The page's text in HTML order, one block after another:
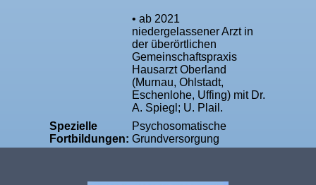
• ab 2021
niedergelassener Arzt in
der überörtlichen
Gemeinschaftspraxis
Hausarzt Oberland
(Murnau, Ohlstadt,
Eschenlohe, Uffing) mit Dr.
A. Spiegl; U. Plail.
Spezielle
Fortbildungen:
Psychosomatische
Grundversorgung